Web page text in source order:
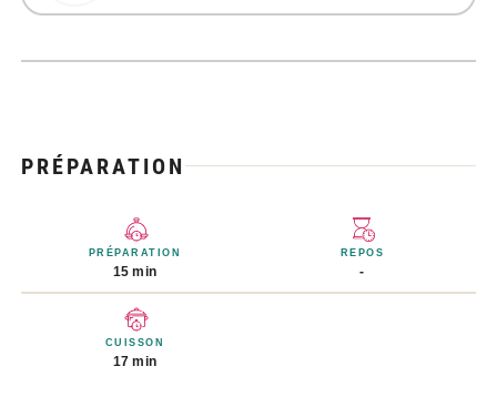
PRÉPARATION
PRÉPARATION
15 min
REPOS
-
CUISSON
17 min